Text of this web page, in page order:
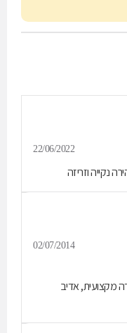
22/06/2022
נקייה וזריזה
02/07/2014
מקצועית, אדיב